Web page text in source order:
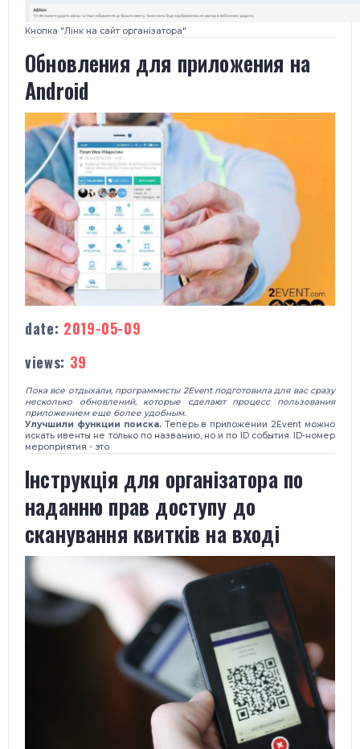
Кнопка "Лінк на сайт організатора"
​Обновления для приложения на
Android
date: 2019-05-09
views: 39
Пока все отдыхали, программисты 2Event подготовила для вас сразу
несколько обновлений, которые сделают процесс пользования
приложением еще более удобным.
Улучшили функции поиска. Теперь в приложении 2Event можно
искать ивенты не только по названию, но и по ID события. ID-номер
мероприятия - это
​Інструкція для організатора по
наданню прав доступу до
сканування квитків на вході